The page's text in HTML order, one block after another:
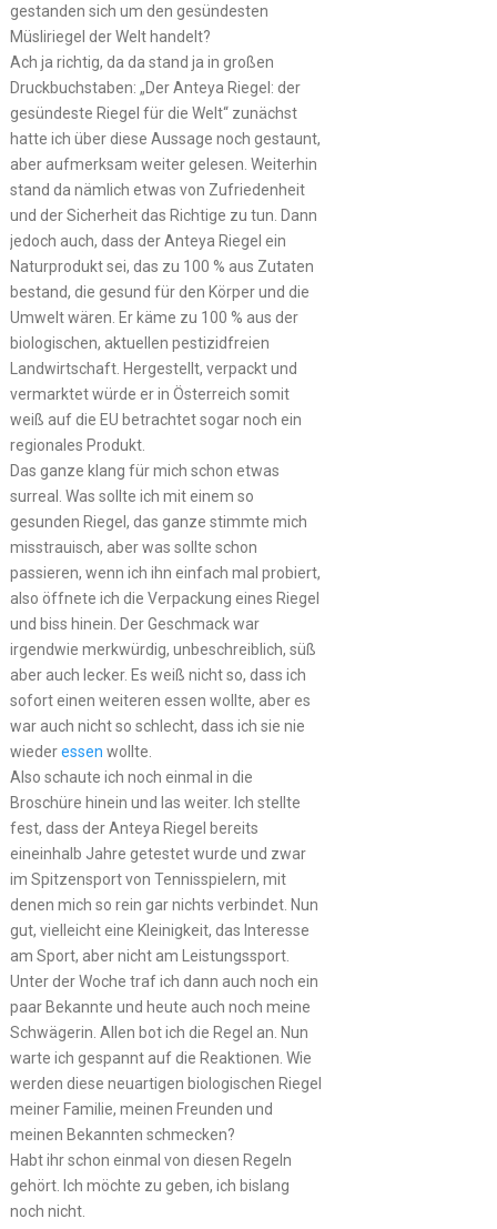
gestanden sich um den gesündesten
Müsliriegel der Welt handelt?
Ach ja richtig, da da stand ja in großen
Druckbuchstaben: „Der Anteya Riegel: der
gesündeste Riegel für die Welt“ zunächst
hatte ich über diese Aussage noch gestaunt,
aber aufmerksam weiter gelesen. Weiterhin
stand da nämlich etwas von Zufriedenheit
und der Sicherheit das Richtige zu tun. Dann
jedoch auch, dass der Anteya Riegel ein
Naturprodukt sei, das zu 100 % aus Zutaten
bestand, die gesund für den Körper und die
Umwelt wären. Er käme zu 100 % aus der
biologischen, aktuellen pestizidfreien
Landwirtschaft. Hergestellt, verpackt und
vermarktet würde er in Österreich somit
weiß auf die EU betrachtet sogar noch ein
regionales Produkt.
Das ganze klang für mich schon etwas
surreal. Was sollte ich mit einem so
gesunden Riegel, das ganze stimmte mich
misstrauisch, aber was sollte schon
passieren, wenn ich ihn einfach mal probiert,
also öffnete ich die Verpackung eines Riegel
und biss hinein. Der Geschmack war
irgendwie merkwürdig, unbeschreiblich, süß
aber auch lecker. Es weiß nicht so, dass ich
sofort einen weiteren essen wollte, aber es
war auch nicht so schlecht, dass ich sie nie
wiederessen wollte.
Also schaute ich noch einmal in die
Broschüre hinein und las weiter. Ich stellte
fest, dass der Anteya Riegel bereits
eineinhalb Jahre getestet wurde und zwar
im Spitzensport von Tennisspielern, mit
denen mich so rein gar nichts verbindet. Nun
gut, vielleicht eine Kleinigkeit, das Interesse
am Sport, aber nicht am Leistungssport.
Unter der Woche traf ich dann auch noch ein
paar Bekannte und heute auch noch meine
Schwägerin. Allen bot ich die Regel an. Nun
warte ich gespannt auf die Reaktionen. Wie
werden diese neuartigen biologischen Riegel
meiner Familie, meinen Freunden und
meinen Bekannten schmecken?
Habt ihr schon einmal von diesen Regeln
gehört. Ich möchte zu geben, ich bislang
noch nicht.